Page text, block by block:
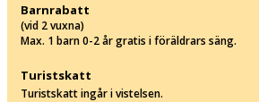
Barnrabatt
(vid 2 vuxna)
Max. 1 barn 0-2 år gratis i föräldrars säng.
Turistskatt
Turistskatt ingår i vistelsen.